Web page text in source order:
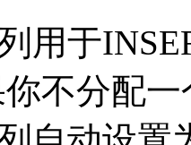
用于
不分配